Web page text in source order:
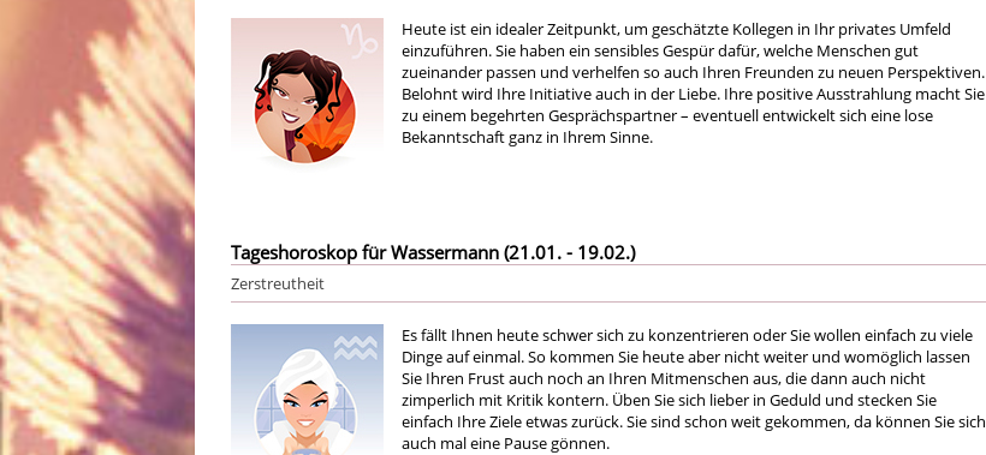
Heute ist ein idealer Zeitpunkt, um geschätzte Kollegen in Ihr privates Umfeld
einzuführen. Sie haben ein sensibles Gespür dafür, welche Menschen gut
zueinander passen und verhelfen so auch Ihren Freunden zu neuen Perspektiven.
Belohnt wird Ihre Initiative auch in der Liebe. Ihre positive Ausstrahlung macht Sie
zu einem begehrten Gesprächspartner – eventuell entwickelt sich eine lose
Bekanntschaft ganz in Ihrem Sinne.
Tageshoroskop für Wassermann (21.01. - 19.02.)
Zerstreutheit
Es fällt Ihnen heute schwer sich zu konzentrieren oder Sie wollen einfach zu viele
Dinge auf einmal. So kommen Sie heute aber nicht weiter und womöglich lassen
Sie Ihren Frust auch noch an Ihren Mitmenschen aus, die dann auch nicht
zimperlich mit Kritik kontern. Üben Sie sich lieber in Geduld und stecken Sie
einfach Ihre Ziele etwas zurück. Sie sind schon weit gekommen, da können Sie sich
auch mal eine Pause gönnen.